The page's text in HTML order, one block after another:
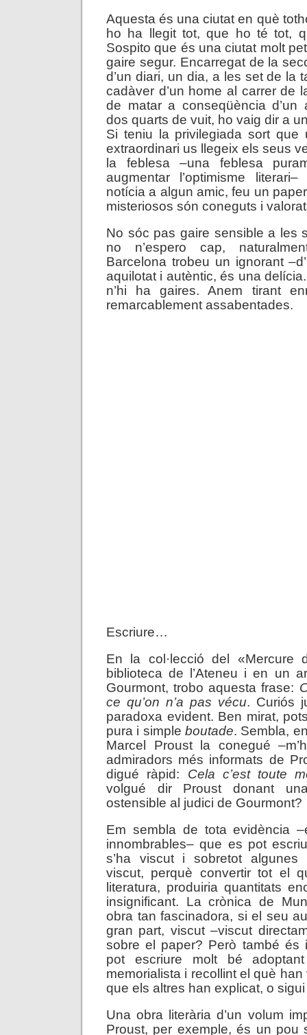
Aquesta és una ciutat en què
ho ha llegit tot, que ho té tot,
Sospito que és una ciutat molt
gaire segur. Encarregat de la
d’un diari, un dia, a les set de la
cadàver d’un home al carrer de
de matar a conseqüència d’un
dos quarts de vuit, ho vaig dir a
Si teniu la privilegiada sort que
extraordinari us llegeix els seus
la feblesa –una feblesa
augmentar l’optimisme
notícia a algun amic, feu un
misteriosos són coneguts i
No sóc pas gaire sensible a les
no n’espero cap,
Barcelona trobeu un ignorant
aquilotat i autèntic, és una
n’hi ha gaires. Anem tirant
remarcablement assabentades.
Escriure…
En la col·lecció del «Mercure
biblioteca de l’Ateneu i en un
Gourmont, trobo aquesta frase:
ce qu’on n’a pas vécu. Curiós
paradoxa evident. Ben mirat,
pura i simple boutade. Sembla,
Marcel Proust la conegué
admiradors més informats de
digué ràpid: Cela c’est toute
volgué dir Proust donant
ostensible al judici de Gourmont?
Em sembla de tota evidència
innombrables– que es pot
s’ha viscut i sobretot algunes
viscut, perquè convertir tot el
literatura, produiria quantitats
insignificant. La crònica de
obra tan fascinadora, si el seu
gran part, viscut –viscut
sobre el paper? Però també és
pot escriure molt bé
memorialista i recollint el què
que els altres han explicat, o
Una obra literària d’un volum
Proust, per exemple, és un pou